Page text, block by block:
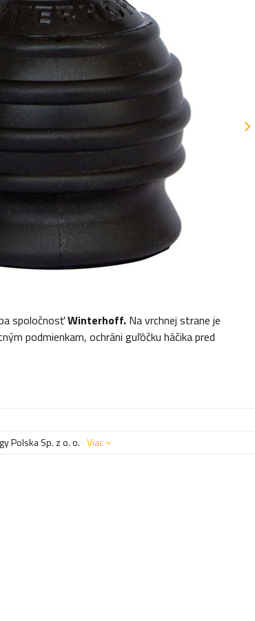
spoločnosťWinterhoff. Na vrchnej strane je
podmienkam, ochráni guľôčku háčika pred
Polska Sp. z o. o. Viac